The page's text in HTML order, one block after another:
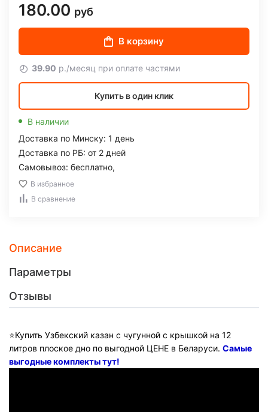
180.00 руб
В корзину
39.90 р./месяц при оплате частями
Купить в один клик
В наличии
Доставка по Минску: 1 день
Доставка по РБ: от 2 дней
Самовывоз: бесплатно,
В избранное
В сравнение
Описание
Параметры
Отзывы
⭐️Купить Узбекский казан с чугунной с крышкой на 12
литров плоское дно по выгодной ЦЕНЕ в Беларуси. Самые
выгодные комплекты тут!